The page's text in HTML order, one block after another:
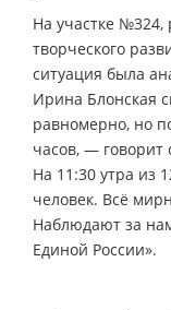
На участке
творческого
ситуация была
Ирина Блонская
равномерно, но
часов, — говорит
На 11:30 утра из
человек. Всё
Наблюдают за
Единой России».